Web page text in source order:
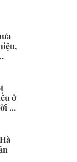
ở
để